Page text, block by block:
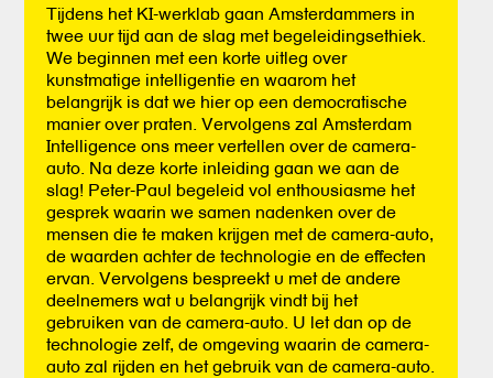
Tijdens het KI-werklab gaan Amsterdammers in
twee uur tijd aan de slag met begeleidingsethiek.
We beginnen met een korte uitleg over
kunstmatige intelligentie en waarom het
belangrijk is dat we hier op een democratische
manier over praten. Vervolgens zal Amsterdam
Intelligence ons meer vertellen over de camera-
auto. Na deze korte inleiding gaan we aan de
slag! Peter-Paul begeleid vol enthousiasme het
gesprek waarin we samen nadenken over de
mensen die te maken krijgen met de camera-auto,
de waarden achter de technologie en de effecten
ervan. Vervolgens bespreekt u met de andere
deelnemers wat u belangrijk vindt bij het
gebruiken van de camera-auto. U let dan op de
technologie zelf, de omgeving waarin de camera-
auto zal rijden en het gebruik van de camera-auto.